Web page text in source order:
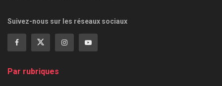
Suivez-nous sur les réseaux sociaux
Par rubriques